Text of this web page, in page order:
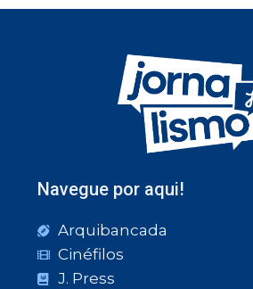
Navegue por aqui!
Arquibancada
Cinéfilos
J. Press